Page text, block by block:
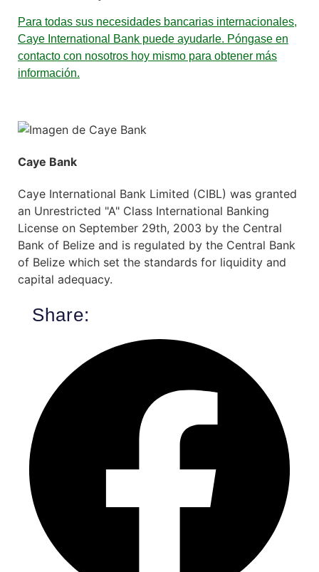
Para todas sus necesidades bancarias internacionales,
Caye International Bank puede ayudarle. Póngase en
contacto con nosotros hoy mismo para obtener más
información.
Caye Bank
Caye International Bank Limited (CIBL) was granted
an Unrestricted "A" Class International Banking
License on September 29th, 2003 by the Central
Bank of Belize and is regulated by the Central Bank
of Belize which set the standards for liquidity and
capital adequacy.
Share: